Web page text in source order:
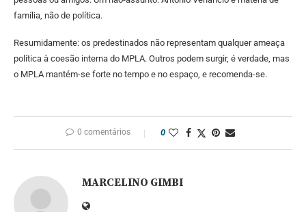
família, não de política.
Resumidamente: os predestinados não representam qualquer ameaça
política à coesão interna do MPLA. Outros podem surgir, é verdade, mas
o MPLA mantém-se forte no tempo e no espaço, e recomenda-se.
0 comentários 0
MARCELINO GIMBI